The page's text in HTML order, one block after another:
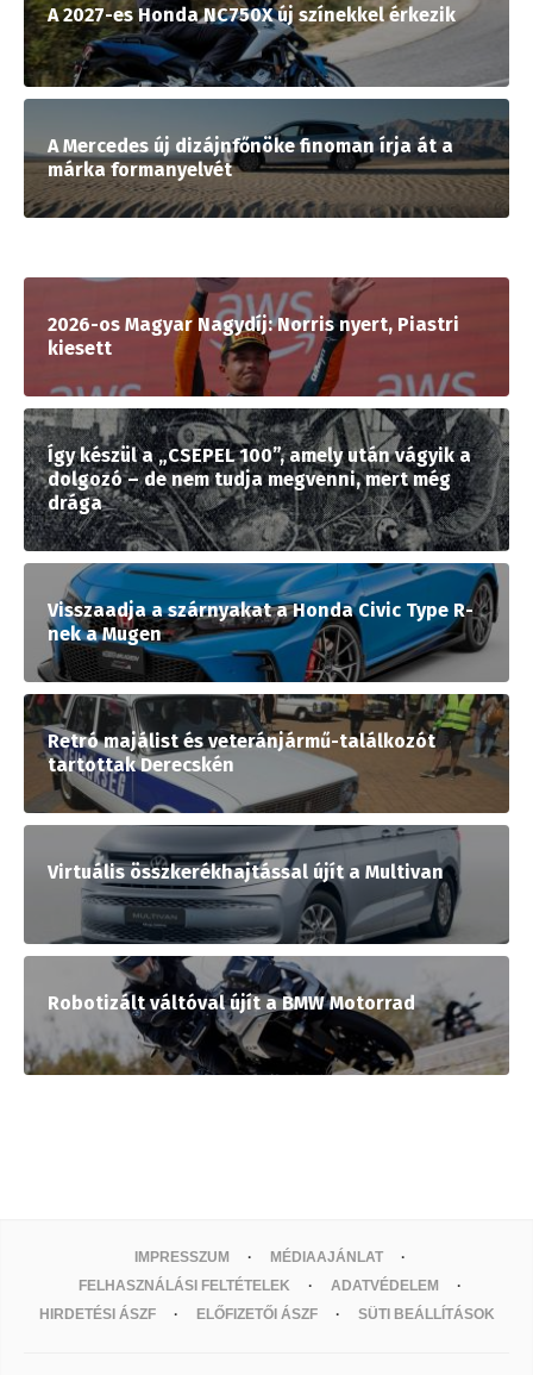
A 2027-es Honda NC750X új színekkel érkezik
A Mercedes új dizájnfőnöke finoman írja át a
márka formanyelvét
2026-os Magyar Nagydíj: Norris nyert, Piastri
kiesett
Így készül a „CSEPEL 100”, amely után vágyik a
dolgozó – de nem tudja megvenni, mert még
drága
Visszaadja a szárnyakat a Honda Civic Type R-
nek a Mugen
Retró majálist és veteránjármű-találkozót
tartottak Derecskén
Virtuális összkerékhajtással újít a Multivan
Robotizált váltóval újít a BMW Motorrad
IMPRESSZUM
MÉDIAAJÁNLAT
FELHASZNÁLÁSI FELTÉTELEK
ADATVÉDELEM
HIRDETÉSI ÁSZF
ELŐFIZETŐI ÁSZF SÜTI BEÁLLÍTÁSOK